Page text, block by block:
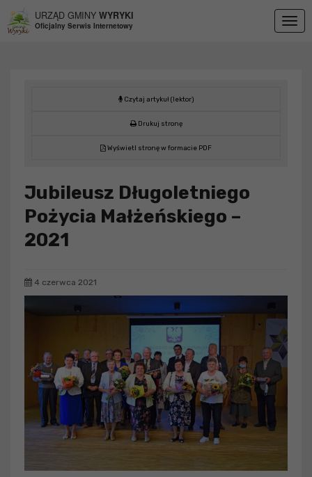
URZĄD GMINY WYRYKI
Oficjalny Serwis Internetowy
Czytaj artykuł (lektor)
Drukuj stronę
Wyświetl stronę w formacie PDF
Jubileusz Długoletniego
Pożycia Małżeńskiego –
2021
4 czerwca 2021